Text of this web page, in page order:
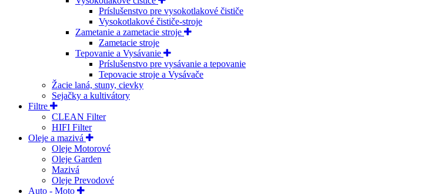
Príslušenstvo pre vysokotlakové čističe
Vysokotlakové čističe-stroje
Zametanie a zametacie stroje
Zametacie stroje
Tepovanie a Vysávanie
Príslušenstvo pre vysávanie a tepovanie
Tepovacie stroje a Vysávače
Žacie laná, stuny, cievky
Sejačky a kultivátory
Filtre
CLEAN Filter
HIFI Filter
Oleje a mazivá
Oleje Motorové
Oleje Garden
Mazivá
Oleje Prevodové
Auto - Moto